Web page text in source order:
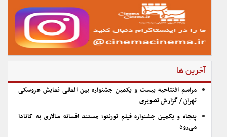
آخرین ها
مراسم افتتاحیه بیست و یکمین جشنواره بین المللی نمایش عروسکی
تهران / گزارش تصویری
پنجاه و یکمین جشنواره فیلم تورنتو؛ مستند افسانه سالاری به کانادا
می‌رود